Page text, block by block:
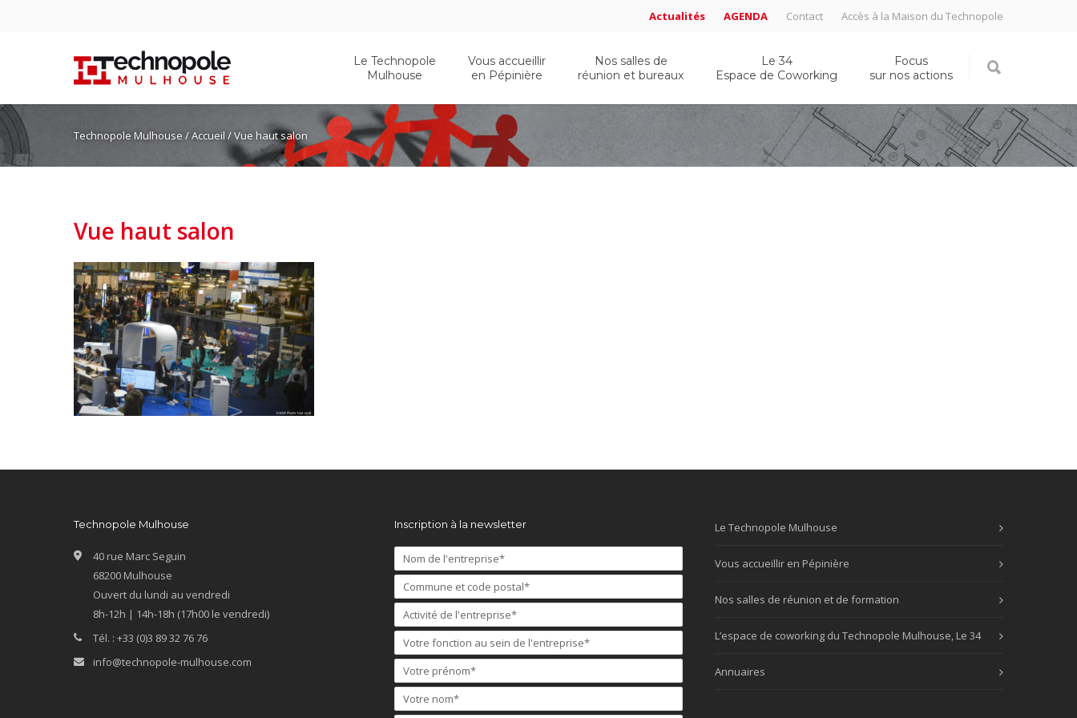
Actualités AGENDA Contact Accès à la Maison du Technopole
Le Technopole
Mulhouse
Vous accueillir
en Pépinière
Nos salles de
réunion et bureaux
Le 34
Espace de Coworking
Focus
sur nos actions
Technopole Mulhouse /Accueil / Vue haut salon
Vue haut salon
Technopole Mulhouse
40 rue Marc Seguin
68200 Mulhouse
Ouvert du lundi au vendredi
8h-12h | 14h-18h (17h00 le vendredi)
Tél. : +33 (0)3 89 32 76 76
info@technopole-mulhouse.com
Inscription à la newsletter Le Technopole Mulhouse
Vous accueillir en Pépinière
Nos salles de réunion et de formation
L’espace de coworking du Technopole Mulhouse, Le 34
Annuaires